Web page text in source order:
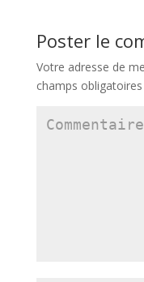
Poster le
Votre adresse de
champs